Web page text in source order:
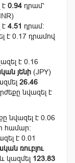
է 0.94 դրամ՝
է 4.51 դրամ:
է 0.17 դրամով
է 0.16
յենի (JPY)
26.46
նվազել է
նվազել է 0.06
համար:
է 0.01
ռուբլու
կազմել 123.83